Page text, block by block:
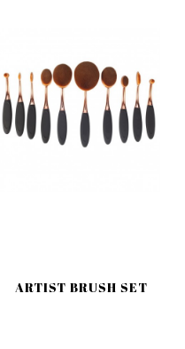
ARTIST BRUSH SET